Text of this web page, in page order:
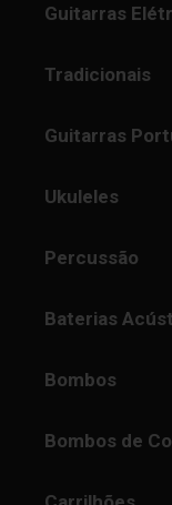
Guitarras
Tradicionais
Guitarras
Ukuleles
Percussão
Baterias
Bombos
Bombos de